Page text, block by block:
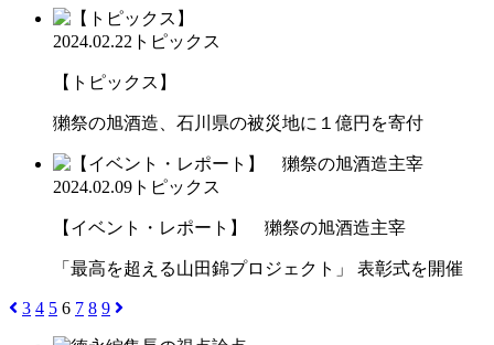
2024.02.22 トピックス
【トピックス】
獺祭の旭酒造、石川県の被災地に１億円を寄付
2024.02.09 トピックス
【イベント・レポート】 獺祭の旭酒造主宰
「最高を超える山田錦プロジェクト」 表彰式を開催
3 4 5 6 7 8 9